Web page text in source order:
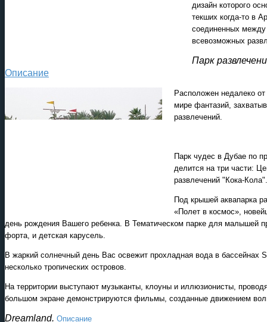
дизайн которого
текших когда-то в
соединенных между
всевозможных
Парк
Описание
Расположен недалеко
мире фантазий,
развлечений.
Парк чудес в Дубае по
делится на три части:
развлечений "Кока-
Под крышей аквапарка
«Полет в космос»,
день рождения Вашего ребенка. В Тематическом парке для малышей
форта, и детская карусель.
В жаркий солнечный день Вас освежит прохладная вода в бассейнах
несколько тропических островов.
На территории выступают музыканты, клоуны и иллюзионисты,
большом экране демонстрируются фильмы, созданные движением
Dreamland. Описание